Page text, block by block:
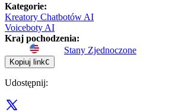
Kategorie:
Kreatory Chatbotów AI
Voiceboty AI
Kraj pochodzenia:
Stany Zjednoczone
Kopiuj linkC
Udostępnij: